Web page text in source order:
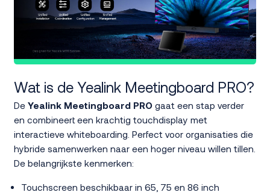
Wat is de Yealink Meetingboard PRO?
De Yealink Meetingboard PROgaat een stap verder
en combineert een krachtig touchdisplay met
interactieve whiteboarding. Perfect voor organisaties die
hybride samenwerken naar een hoger niveau willen tillen.
De belangrijkste kenmerken:
Touchscreen beschikbaar in 65, 75 en 86 inch